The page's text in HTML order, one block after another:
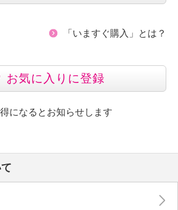
「いますぐ購入」とは？
お気に入りに登録
になるとお知らせします